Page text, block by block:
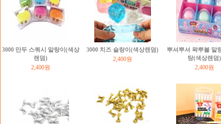
3000 만두 스쿼시 말랑이(색상
랜덤)
2,400원
3000 치즈 슬랑이(색상랜덤)
2,400원
뿌셔뿌셔 왁뿌볼 말
탕(색상랜덤)
2,400원